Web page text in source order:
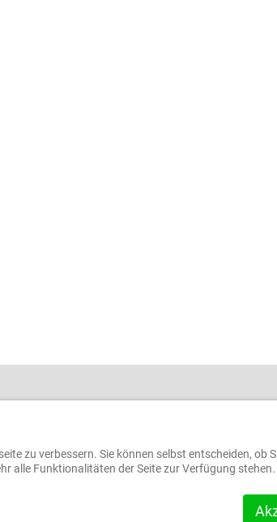
Links
zu verbessern. Sie können selbst entscheiden, ob
alle Funktionalitäten der Seite zur Verfügung